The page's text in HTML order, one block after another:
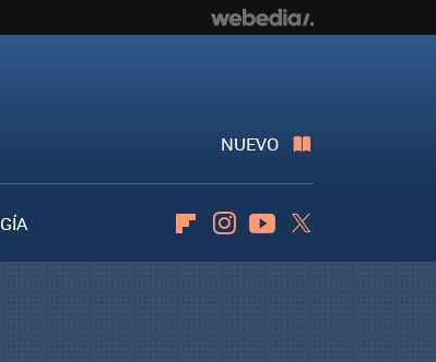
NUEVO
FlipboardInstagramYoutube